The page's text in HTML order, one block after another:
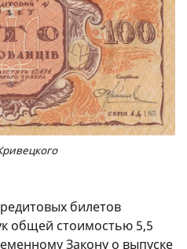
билетов
общей стоимостью 5,5
Закону о выпуске